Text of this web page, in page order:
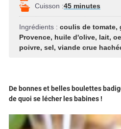
Cuisson :45 minutes
Ingrédients : coulis de tomate,
Provence, huile d'olive, lait,
poivre, sel, viande crue
De bonnes et belles boulettes
de quoi se lécher les babines !